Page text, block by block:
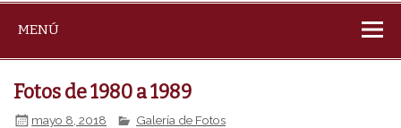
MENÚ
Fotos de 1980 a 1989
mayo 8, 2018 Galería de Fotos